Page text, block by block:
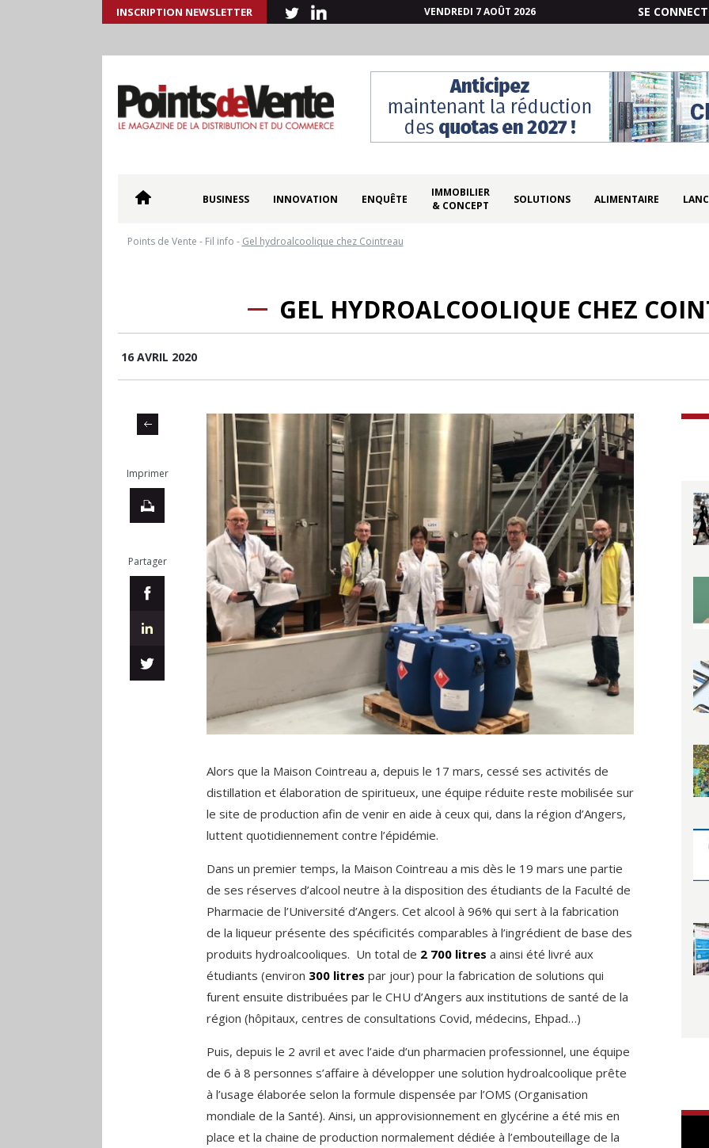
INSCRIPTION NEWSLETTER VENDREDI 7 AOÛT 2026 SE
BUSINESS INNOVATION ENQUÊTE
IMMOBILIER
& CONCEPT
SOLUTIONS ALIMENTAIRE
Points de Vente - Fil info - Gel hydroalcoolique chez Cointreau
GEL HYDROALCOOLIQUE CHEZ
16 AVRIL 2020
Imprimer
Partager
Alors que la Maison Cointreau a, depuis le 17 mars, cessé ses activités de
distillation et élaboration de spiritueux, une équipe réduite reste mobilisée sur
le site de production afin de venir en aide à ceux qui, dans la région d’Angers,
luttent quotidiennement contre l’épidémie.
Dans un premier temps, la Maison Cointreau a mis dès le 19 mars une partie
de ses réserves d’alcool neutre à la disposition des étudiants de la Faculté de
Pharmacie de l’Université d’Angers. Cet alcool à 96% qui sert à la fabrication
de la liqueur présente des spécificités comparables à l’ingrédient de base des
produits hydroalcooliques. Un total de 2 700 litres a ainsi été livré aux
étudiants (environ 300 litres par jour) pour la fabrication de solutions qui
furent ensuite distribuées par le CHU d’Angers aux institutions de santé de la
région (hôpitaux, centres de consultations Covid, médecins, Ehpad…)
Puis, depuis le 2 avril et avec l’aide d’un pharmacien professionnel, une équipe
de 6 à 8 personnes s’affaire à développer une solution hydroalcoolique prête
à l’usage élaborée selon la formule dispensée par l’OMS (Organisation
mondiale de la Santé). Ainsi, un approvisionnement en glycérine a été mis en
place et la chaine de production normalement dédiée à l’embouteillage de la